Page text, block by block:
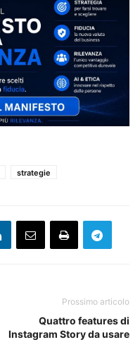
strategie
Prossimo articolo
Quattro features di
Instagram Story da usare